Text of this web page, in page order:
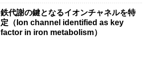
鉄代謝の鍵となるイオンチャネルを特
定（Ion channel identified as key
factor in iron metabolism）